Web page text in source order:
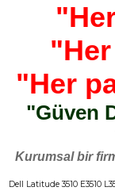
"Her
"Güven
Kurumsal bir
Dell Latitude 3510 E3510